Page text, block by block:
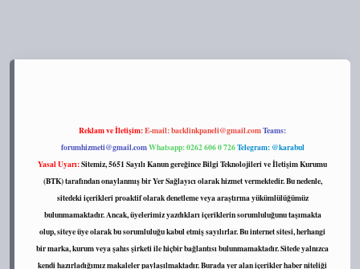
Reklam ve İletişim:E-mail:backlinkpaneli@gmail.comTeams:
forumhizmeti@gmail.comWhatsapp: 0262 606 0 726Telegram: @karabul
Yasal Uyarı:Sitemiz, 5651 Sayılı Kanun gereğince Bilgi Teknolojileri ve İletişim Kurumu
(BTK) tarafından onaylanmış bir Yer Sağlayıcı olarak hizmet vermektedir. Bu nedenle,
sitedeki içerikleri proaktif olarak denetleme veya araştırma yükümlülüğümüz
bulunmamaktadır. Ancak, üyelerimiz yazdıkları içeriklerin sorumluluğunu taşımakta
olup, siteye üye olarak bu sorumluluğu kabul etmiş sayılırlar. Bu internet sitesi, herhangi
bir marka, kurum veya şahıs şirketi ile hiçbir bağlantısı bulunmamaktadır. Sitede yalnızca
kendi hazırladığımız makaleler paylaşılmaktadır. Burada yer alan içerikler haber niteliği